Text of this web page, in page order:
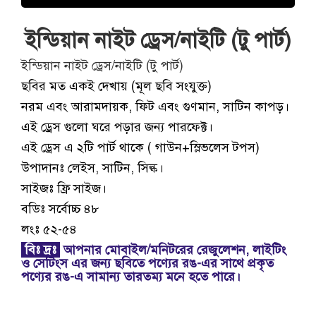
ইন্ডিয়ান নাইট ড্রেস/নাইটি (টু পার্ট)
ইন্ডিয়ান নাইট ড্রেস/নাইটি (টু পার্ট)
ছবির মত একই দেখায় (মূল ছবি সংযুক্ত)
নরম এবং আরামদায়ক, ফিট এবং গুণমান, সাটিন কাপড়।
এই ড্রেস গুলো ঘরে পড়ার জন্য পারফেক্ট।
এই ড্রেস এ ২টি পার্ট থাকে ( গাউন+স্লিভলেস টপস)
উপাদানঃ লেইস, সাটিন, সিল্ক।
সাইজঃ ফ্রি সাইজ।
বডিঃ সর্বোচ্চ ৪৮
লংঃ ৫২-৫৪
বিঃ দ্রঃ আপনার মোবাইল/মনিটরের রেজুলেশন, লাইটিং
ও সেটিংস এর জন্য ছবিতে পণ্যের রঙ-এর সাথে প্রকৃত
পণ্যের রঙ-এ সামান্য তারতম্য মনে হতে পারে।